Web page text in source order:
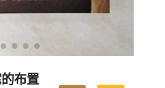
布置